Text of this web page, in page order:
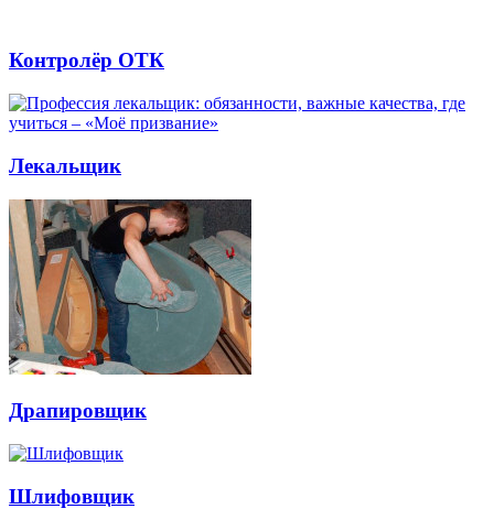
Контролёр ОТК
Лекальщик
Драпировщик
Шлифовщик